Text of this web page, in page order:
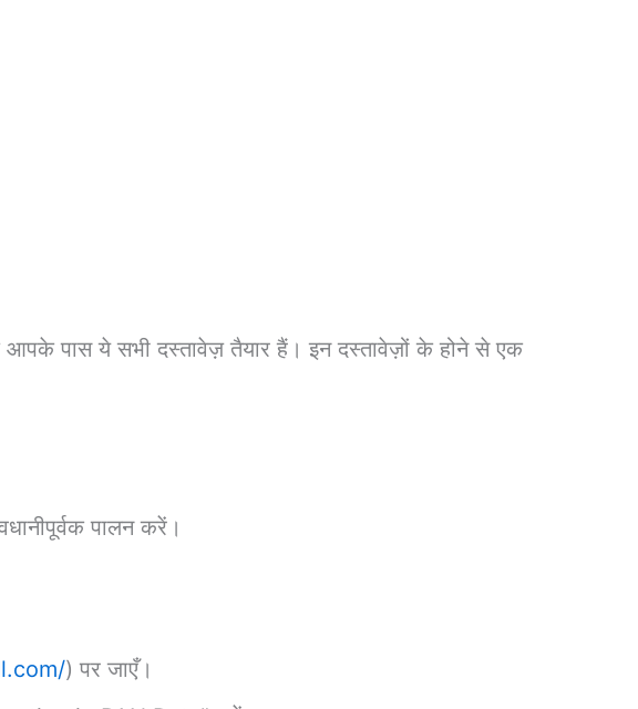
पास ये सभी दस्तावेज़ तैयार हैं। इन दस्तावेज़ों के होने से एक
पालन करें।
) पर जाएँ।